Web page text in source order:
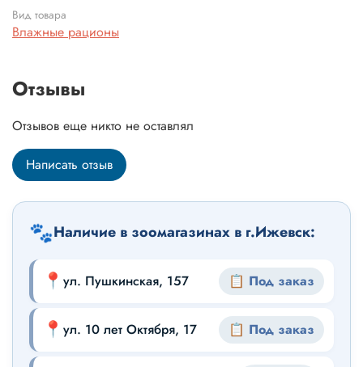
Вид товара
Влажные рационы
Отзывы
Отзывов еще никто не оставлял
Написать отзыв
🐾Наличие в зоомагазинах в г.Ижевск:
📍 ул. Пушкинская, 157 📋 Под заказ
📍 ул. 10 лет Октября, 17 📋 Под заказ